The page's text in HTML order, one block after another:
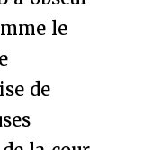
le
de